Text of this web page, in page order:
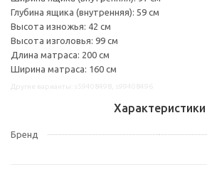
Глубина ящика (внутренняя): 59 см
Высота изножья: 42 см
Высота изголовья: 99 см
Длина матраса: 200 см
Ширина матраса: 160 см
Характеристики
Бренд